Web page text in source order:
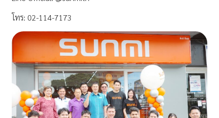
โทร: 02-114-7173